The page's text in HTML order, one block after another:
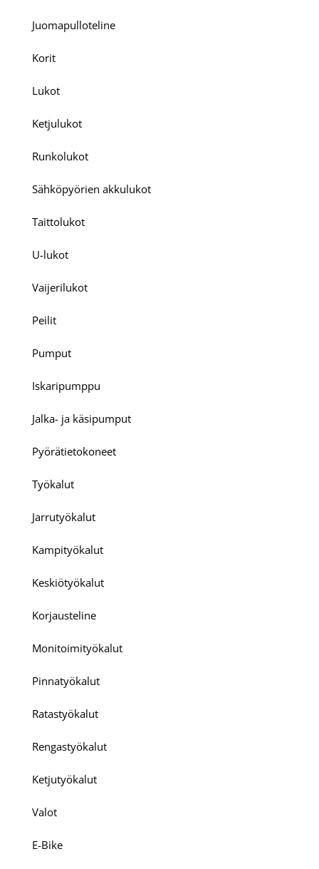
Juomapulloteline
Korit
Lukot
Ketjulukot
Runkolukot
Sähköpyörien akkulukot
Taittolukot
U-lukot
Vaijerilukot
Peilit
Pumput
Iskaripumppu
Jalka- ja käsipumput
Pyörätietokoneet
Työkalut
Jarrutyökalut
Kampityökalut
Keskiötyökalut
Korjausteline
Monitoimityökalut
Pinnatyökalut
Ratastyökalut
Rengastyökalut
Ketjutyökalut
Valot
E-Bike